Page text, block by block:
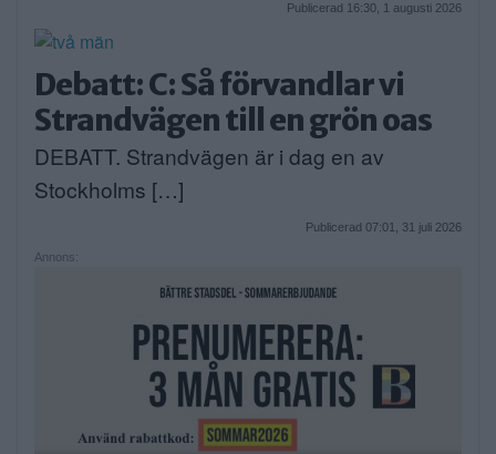
Publicerad 16:30, 1 augusti 2026
Debatt: C: Så förvandlar vi
Strandvägen till en grön oas
DEBATT. Strandvägen är i dag en av
Stockholms […]
Publicerad 07:01, 31 juli 2026
Annons: